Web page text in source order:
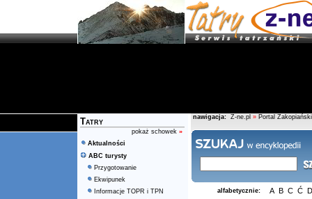
Tatry
pokaż schowek »
Aktualności
ABC turysty
Przygotowanie
Ekwipunek
Informacje TOPR i TPN
nawigacja: Z-ne.pl » Portal Zakopiański
alfabetycznie: A B C Ć D